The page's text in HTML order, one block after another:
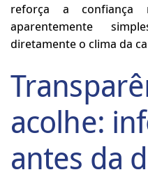
reforça a
aparentemente
diretamente o clima da
acolhe:
antes da